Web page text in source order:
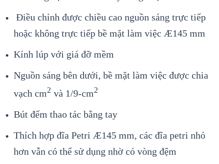
Điều chỉnh được chiều cao nguồn sáng trực tiếp
hoặc không trực tiếp bề mặt làm việc Æ145 mm
Kính lúp với giá đỡ mềm
Nguồn sáng bên dưới, bề mặt làm việc được chia
vạch cm2 và 1/9-cm2
Bút đếm thao tác bằng tay
Thích hợp đĩa Petri Æ145 mm, các đĩa petri nhỏ
hơn vẫn có thể sử dụng nhờ có vòng đệm